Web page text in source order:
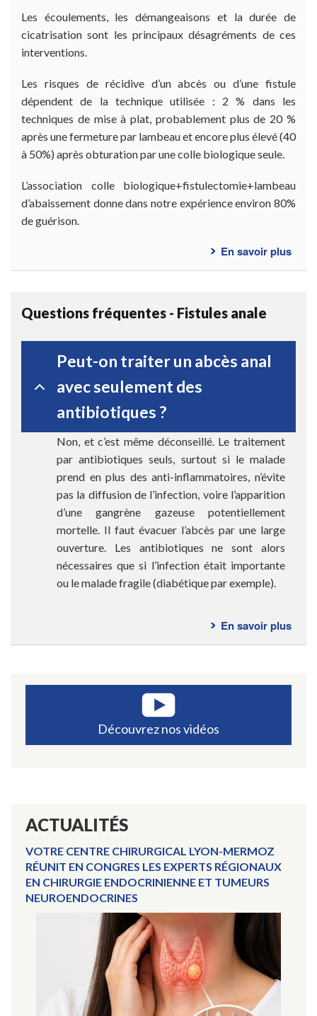
Les écoulements, les démangeaisons et la durée de
cicatrisation sont les principaux désagréments de ces
interventions.
Les risques de récidive d’un abcès ou d’une fistule
dépendent de la technique utilisée : 2 % dans les
techniques de mise à plat, probablement plus de 20 %
après une fermeture par lambeau et encore plus élevé (40
à 50%) après obturation par une colle biologique seule.
L’association colle biologique+fistulectomie+lambeau
d’abaissement donne dans notre expérience environ 80%
de guérison.
En savoir plussur
Questions fréquentes - Fistules anale
Peut-on traiter un abcès anal
avec seulement des
antibiotiques ?
Non, et c’est même déconseillé. Le traitement
par antibiotiques seuls, surtout si le malade
prend en plus des anti-inflammatoires, n’évite
pas la diffusion de l’infection, voire l’apparition
d’une gangrène gazeuse potentiellement
mortelle. Il faut évacuer l’abcès par une large
ouverture. Les antibiotiques ne sont alors
nécessaires que si l’infection était importante
ou le malade fragile (diabétique par exemple).
En savoir plussur
Découvrez nos vidéos
ACTUALITÉS
VOTRE CENTRE CHIRURGICAL LYON-MERMOZ
RÉUNIT EN CONGRES LES EXPERTS RÉGIONAUX
EN CHIRURGIE ENDOCRINIENNE ET TUMEURS
NEUROENDOCRINES